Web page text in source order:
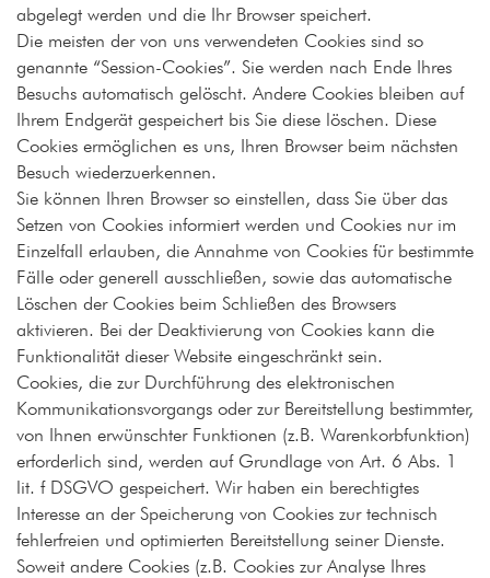
abgelegt werden und die Ihr Browser speichert.
Die meisten der von uns verwendeten Cookies sind so
genannte “Session-Cookies”. Sie werden nach Ende Ihres
Besuchs automatisch gelöscht. Andere Cookies bleiben auf
Ihrem Endgerät gespeichert bis Sie diese löschen. Diese
Cookies ermöglichen es uns, Ihren Browser beim nächsten
Besuch wiederzuerkennen.
Sie können Ihren Browser so einstellen, dass Sie über das
Setzen von Cookies informiert werden und Cookies nur im
Einzelfall erlauben, die Annahme von Cookies für bestimmte
Fälle oder generell ausschließen, sowie das automatische
Löschen der Cookies beim Schließen des Browsers
aktivieren. Bei der Deaktivierung von Cookies kann die
Funktionalität dieser Website eingeschränkt sein.
Cookies, die zur Durchführung des elektronischen
Kommunikationsvorgangs oder zur Bereitstellung bestimmter,
von Ihnen erwünschter Funktionen (z.B. Warenkorbfunktion)
erforderlich sind, werden auf Grundlage von Art. 6 Abs. 1
lit. f DSGVO gespeichert. Wir haben ein berechtigtes
Interesse an der Speicherung von Cookies zur technisch
fehlerfreien und optimierten Bereitstellung seiner Dienste.
Soweit andere Cookies (z.B. Cookies zur Analyse Ihres